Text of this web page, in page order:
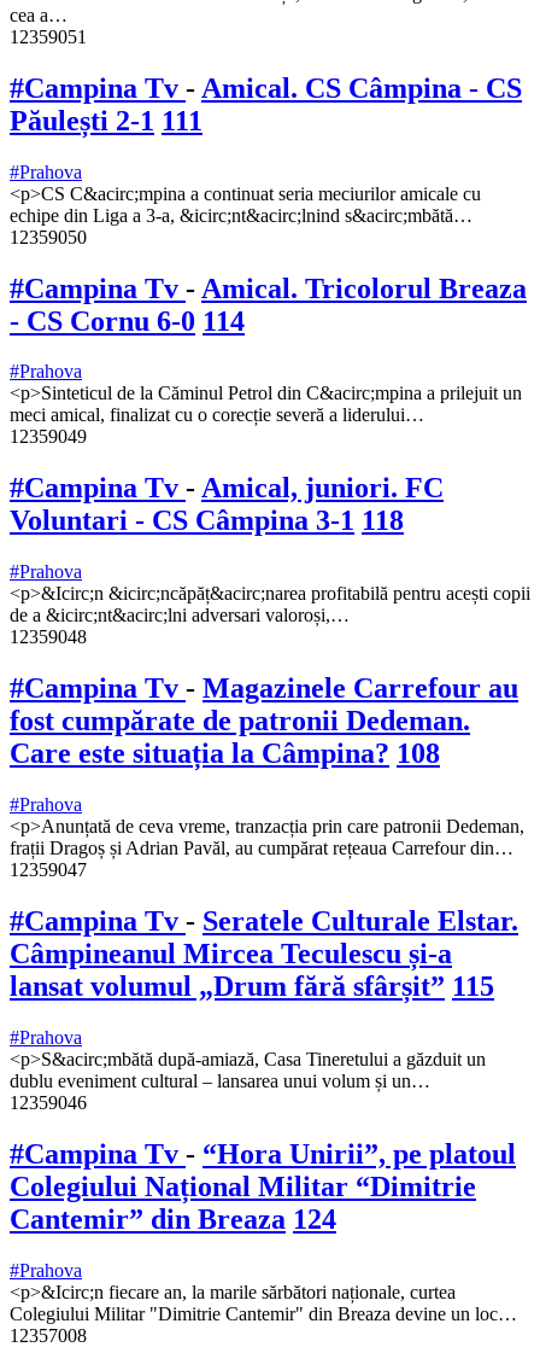
cea a…
12359051
#Campina Tv - Amical. CS Câmpina - CS
Păulești 2-1 111
#Prahova
<p>CS C&acirc;mpina a continuat seria meciurilor amicale cu
echipe din Liga a 3-a, &icirc;nt&acirc;lnind s&acirc;mbătă…
12359050
#Campina Tv - Amical. Tricolorul Breaza
- CS Cornu 6-0 114
#Prahova
<p>Sinteticul de la Căminul Petrol din C&acirc;mpina a prilejuit un
meci amical, finalizat cu o corecție severă a liderului…
12359049
#Campina Tv -Amical, juniori. FC
Voluntari - CS Câmpina 3-1 118
#Prahova
<p>&Icirc;n &icirc;ncăpăț&acirc;narea profitabilă pentru acești copii
de a &icirc;nt&acirc;lni adversari valoroși,…
12359048
#Campina Tv - Magazinele Carrefour au
fost cumpărate de patronii Dedeman.
Care este situația la Câmpina? 108
#Prahova
<p>Anunțată de ceva vreme, tranzacția prin care patronii Dedeman,
frații Dragoș și Adrian Pavăl, au cumpărat rețeaua Carrefour din…
12359047
#Campina Tv - Seratele Culturale Elstar.
Câmpineanul Mircea Teculescu și-a
lansat volumul „Drum fără sfârșit” 115
#Prahova
<p>S&acirc;mbătă după-amiază, Casa Tineretului a găzduit un
dublu eveniment cultural – lansarea unui volum și un…
12359046
#Campina Tv - “Hora Unirii”, pe platoul
Colegiului Național Militar “Dimitrie
Cantemir” din Breaza 124
#Prahova
<p>&Icirc;n fiecare an, la marile sărbători naționale, curtea
Colegiului Militar "Dimitrie Cantemir" din Breaza devine un loc…
12357008